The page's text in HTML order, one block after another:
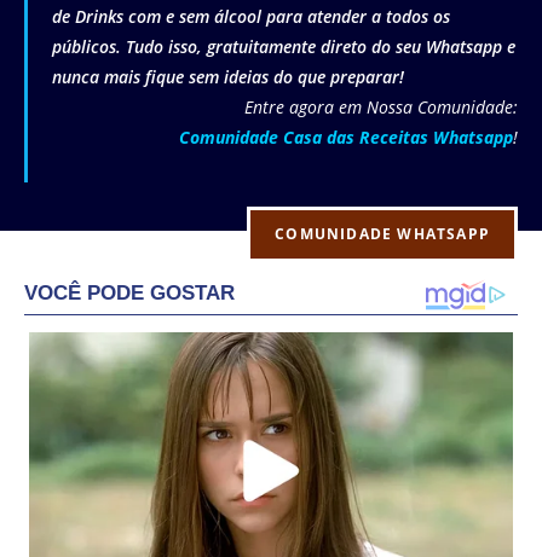
de Drinks com e sem álcool para atender a todos os
públicos. Tudo isso, gratuitamente direto do seu Whatsapp e
nunca mais fique sem ideias do que preparar!
Entre agora em Nossa Comunidade:
Comunidade Casa das Receitas Whatsapp!
COMUNIDADE WHATSAPP